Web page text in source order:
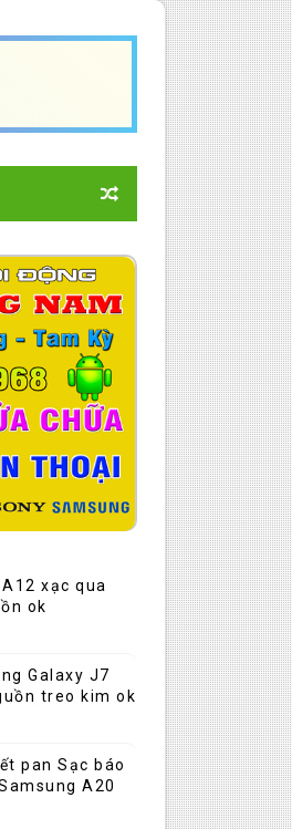
xạc qua
ok
Galaxy J7
treo kim ok
pan Sạc báo
A20